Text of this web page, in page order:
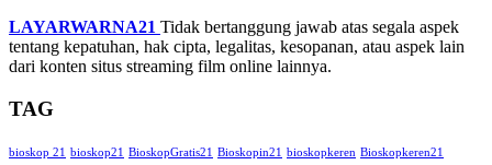
LAYARWARNA21 Tidak bertanggung jawab atas segala aspek
tentang kepatuhan, hak cipta, legalitas, kesopanan, atau aspek lain
dari konten situs streaming film online lainnya.
TAG
bioskop 21 bioskop21 BioskopGratis21 Bioskopin21 bioskopkeren Bioskopkeren21